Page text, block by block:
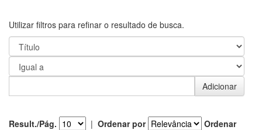
Utilizar filtros para refinar o resultado de busca.
Result./Pág. | Ordenar por
Ordenar